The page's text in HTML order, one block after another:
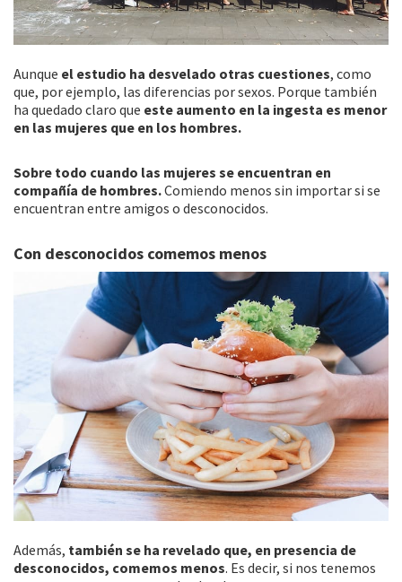
Aunque el estudio ha desvelado otras cuestiones, como
que, por ejemplo, las diferencias por sexos. Porque también
ha quedado claro que este aumento en la ingesta es menor
en las mujeres que en los hombres.
Sobre todo cuando las mujeres se encuentran en
compañía de hombres.Comiendo menos sin importar si se
encuentran entre amigos o desconocidos.
Con desconocidos comemos menos
Además, también se ha revelado que, en presencia de
desconocidos, comemos menos. Es decir, si nos tenemos